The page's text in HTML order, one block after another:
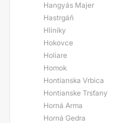
Hangyás Majer
Hastrgáň
Hliníky
Hokovce
Holiare
Homok
Hontianska Vrbica
Hontianske Trsťany
Horná Arma
Horná Gedra